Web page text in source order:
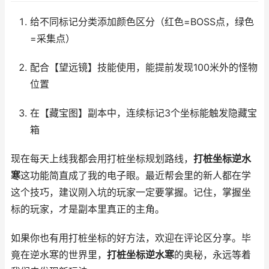
给不同标记分类添加颜色区分（红色=BOSS点，绿色
=采集点）
配合【望远镜】技能使用，能提前发现100米外的怪物
位置
在【藏宝图】副本中，连续标记3个坐标能触发隐藏宝
箱
现在每天上线我都会用打桩坐标规划路线， 打桩坐标逆水
寒这功能简直成了我的电子眼。最近帮会里的新人都在学
这个技巧，建议刚入坑的玩家一定要掌握。记住，掌握坐
标的玩家，才是副本里真正的主角。
如果你也有用打桩坐标的好方法，欢迎在评论区分享。毕
竟在逆水寒的世界里， 打桩坐标逆水寒的奥秘，永远等着